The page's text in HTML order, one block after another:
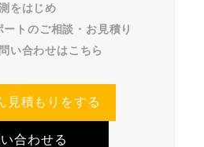
をはじめ
トのご相談・お見積り
い合わせはこちら
見積もりをする
い合わせる